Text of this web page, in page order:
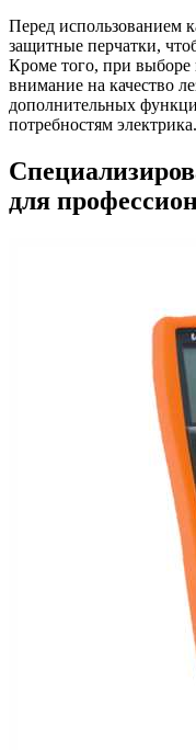
Перед использованием
защитные перчатки,
Кроме того, при выборе
внимание на качество
дополнительных
потребностям электрика.
для